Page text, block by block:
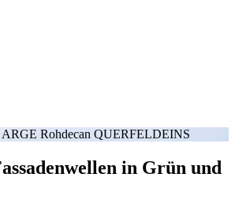
Rohdecan QUERFELDEINS
in Grün und